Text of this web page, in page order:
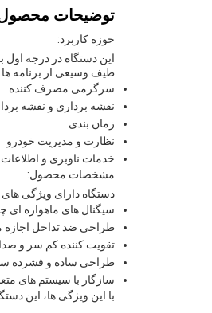
توضیحات
حوزه کاربرد:
طیف وسیعی از برنامه ها
سرگرمی مصرف کننده
نقشه برداری و نقشه
زمان بندی
نظارت و مدیریت خودرو
خدمات ناوبری و
مشخصات محصول:
دستگاه دارای ویژگی
سیگنال های ماهواره ای
طراحی ضد تداخل اجازه
تقویت کننده کم سر و
طراحی ساده و فشرده
سازگار با سیستم های
با این ویژگی ها، این